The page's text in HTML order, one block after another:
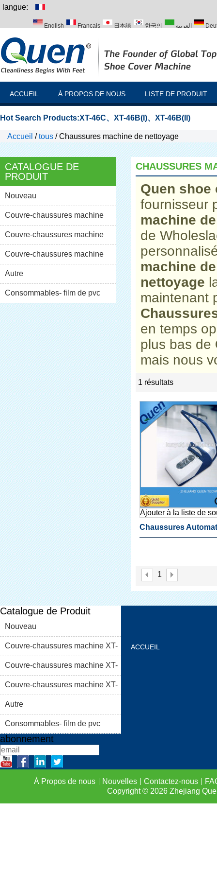
langue:
English Français 日本語 한국의 العربية
ACCUEIL À PROPOS DE NOUS LISTE DE PRODUIT
Hot Search Products:XT-46C、 XT-46B(I)、 XT-46B(II)
Accueil /tous /Chaussures machine de nettoyage
CATALOGUE DE
PRODUIT
Nouveau
Couvre-chaussures machine
XT-46C
Couvre-chaussures machine
XT-46B (i)
Couvre-chaussures machine
XT-46B (II)
Autre
Consommables- film de pvc
CHAUSSURES
Quen
fournisseur
machine
de
machine
nettoyage
maintenant
en temps
plus bas de
mais nous
1 résultats
Ajouter à la liste de
Chaussures
1
Catalogue de Produit
Nouveau
Couvre-chaussures machine XT-
46C
Couvre-chaussures machine XT-
46B (i)
Couvre-chaussures machine XT-
46B (II)
Autre
Consommables- film de pvc
abonnement
ACCUEIL
À Propos de nous Nouvelles Contactez-nous
Copyright © 2026Zhejiang